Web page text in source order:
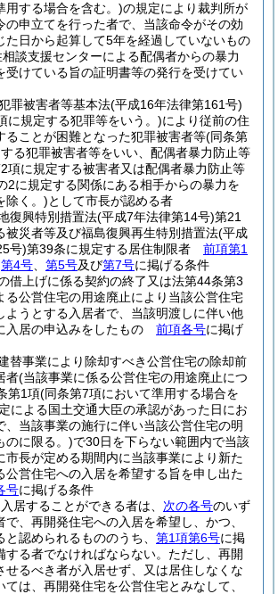
用する場合を含む。)の規定により裁判所が
の申立てを行った者で、当該命令がその効
た日から起算して5年を経過していないもの
談支援センターによる配偶者からの暴力
受けている旨の証明書等の発行を受けてい
罪被害者等基本法(平成16年法律第161号)
に規定する犯罪等をいう。)により従前の住
ることが困難となった犯罪被害者等(同条第
る犯罪被害者等をいい、配偶者暴力防止等
項に規定する被害者又は配偶者暴力防止等
2に規定する関係にある相手からの暴力を
除く。)として市長が認める者
復興特別措置法(平成7年法律第14号)第21
被災者等及び福島復興再生特別措置法(平成
号)第39条に規定する居住制限者 前項第1
第4号 第5号及び第7号に掲げる条件
借上げに係る契約の終了又は法第44条第3
る公営住宅の用途廃止により当該公営住宅
ようとする入居者で、当該明渡しに伴い他
入居の申込みをしたもの 前項各号に掲げ
替事業により除却すべき公営住宅の除却前
者(当該事業に係る公営住宅の用途廃止につ
第1項(同条第7項において準用する場合を
による国土交通大臣の承認があった日にお
、当該事業の施行に伴い当該公営住宅の明
のに限る。)で30日を下らない範囲内で当該
市長が定める期間内に当該事業により新た
公営住宅への入居を希望する旨を申し出た
号に掲げる条件
居することができる者は、 次の各号のいず
で、再開発住宅への入居を希望し、かつ、
認められるもののうち、 第1項第6号に掲
する者でなければならない。 ただし、再開
せるべき者が入居せず、又は居住しなくな
ては、再開発住宅を公営住宅とみなして、